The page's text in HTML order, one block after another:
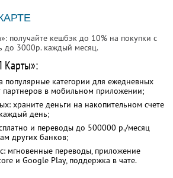
получайте кешбэк до 10% на покупки с
до 3000р. каждый месяц.
Карты»:
популярные категории для ежедневных
партнеров в мобильном приложении;
храните деньги на накопительном счете
день;
и переводы до 500000 р./месяц
других банков;
мгновенные переводы, приложение
и Google Play, поддержка в чате.